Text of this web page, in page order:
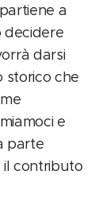
a
decidere
darsi
che
e
parte
il contributo